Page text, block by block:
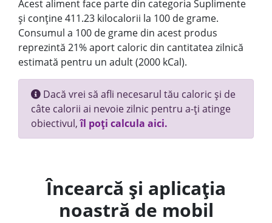
Acest aliment face parte din categoria Suplimente
și conține 411.23 kilocalorii la 100 de grame.
Consumul a 100 de grame din acest produs
reprezintă 21% aport caloric din cantitatea zilnică
estimată pentru un adult (2000 kCal).
Dacă vrei să afli necesarul tău caloric și de
câte calorii ai nevoie zilnic pentru a-ți atinge
obiectivul,îl poți calcula aici.
Încearcă și aplicația
noastră de mobil